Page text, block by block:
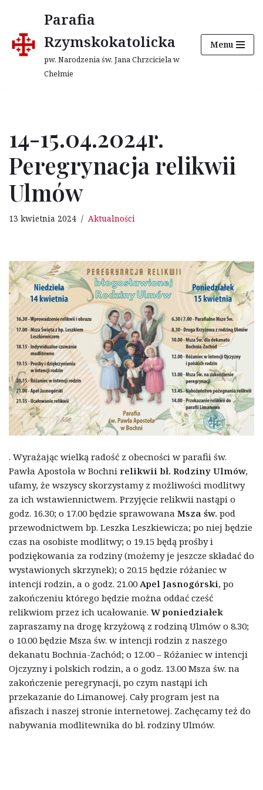
Przejdź
do
treści
Parafia
Rzymskokatolicka
pw. Narodzenia św. Jana Chrzciciela w
Chełmie
Menu
14-15.04.2024r.
Peregrynacja relikwii
Ulmów
13 kwietnia 2024 Aktualności
. Wyrażając wielką radość z obecności w parafii św.
Pawła Apostoła w Bochni relikwii bł. Rodziny Ulmów,
ufamy, że wszyscy skorzystamy z możliwości modlitwy
za ich wstawiennictwem. Przyjęcie relikwii nastąpi o
godz. 16.30; o 17.00 będzie sprawowana Msza św. pod
przewodnictwem bp. Leszka Leszkiewicza; po niej będzie
czas na osobiste modlitwy; o 19.15 będą prośby i
podziękowania za rodziny (możemy je jeszcze składać do
wystawionych skrzynek); o 20.15 będzie różaniec w
intencji rodzin, a o godz. 21.00 Apel Jasnogórski, po
zakończeniu którego będzie można oddać cześć
relikwiom przez ich ucałowanie. W poniedziałek
zapraszamy na drogę krzyżową z rodziną Ulmów o 8.30;
o 10.00 będzie Msza św. w intencji rodzin z naszego
dekanatu Bochnia-Zachód; o 12.00 – Różaniec w intencji
Ojczyzny i polskich rodzin, a o godz. 13.00 Msza św. na
zakończenie peregrynacji, po czym nastąpi ich
przekazanie do Limanowej. Cały program jest na
afiszach i naszej stronie internetowej. Zachęcamy też do
nabywania modlitewnika do bł. rodziny Ulmów.